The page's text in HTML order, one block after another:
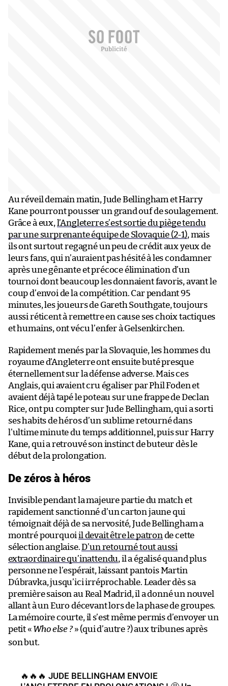
Au réveil demain matin, Jude Bellingham et Harry
Kane pourront pousser un grand ouf de soulagement.
Grâce à eux, l’Angleterre s’est sortie du piège tendu
par une surprenante équipe de Slovaquie (2-1), mais
ils ont surtout regagné un peu de crédit aux yeux de
leurs fans, qui n’auraient pas hésité à les condamner
après une gênante et précoce élimination d’un
tournoi dont beaucoup les donnaient favoris, avant le
coup d’envoi de la compétition. Car pendant 95
minutes, les joueurs de Gareth Southgate, toujours
aussi réticent à remettre en cause ses choix tactiques
et humains, ont vécu l’enfer à Gelsenkirchen.
Rapidement menés par la Slovaquie, les hommes du
royaume d’Angleterre ont ensuite buté presque
éternellement sur la défense adverse. Mais ces
Anglais, qui avaient cru égaliser par Phil Foden et
avaient déjà tapé le poteau sur une frappe de Declan
Rice, ont pu compter sur Jude Bellingham, qui a sorti
ses habits de héros d’un sublime retourné dans
l’ultime minute du temps additionnel, puis sur Harry
Kane, qui a retrouvé son instinct de buteur dès le
début de la prolongation.
De zéros à héros
Invisible pendant la majeure partie du match et
rapidement sanctionné d’un carton jaune qui
témoignait déjà de sa nervosité, Jude Bellingham a
montré pourquoiil devait être le patron de cette
sélection anglaise.D’un retourné tout aussi
extraordinaire qu’inattendu, il a égalisé quand plus
personne ne l’espérait, laissant pantois Martin
Dúbravka, jusqu’ici irréprochable. Leader dès sa
première saison au Real Madrid, il a donné un nouvel
allant à un Euro décevant lors de la phase de groupes.
La mémoire courte, il s’est même permis d’envoyer un
petit « Who else ?» (qui d’autre ?) aux tribunes après
son but.
🔥🔥🔥 JUDE BELLINGHAM ENVOIE